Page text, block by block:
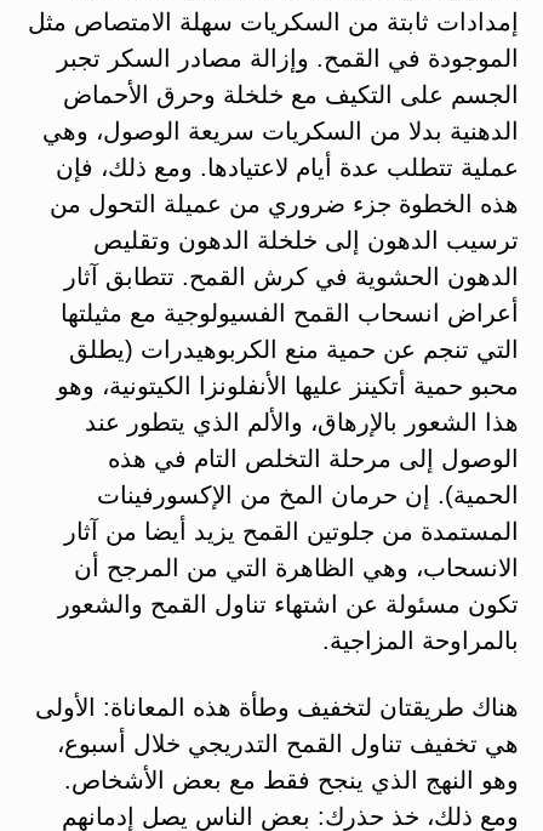
إمدادات ثابتة من السكريات سهلة الامتصاص مثل
الموجودة في القمح. وإزالة مصادر السكر تجبر
الجسم على التكيف مع خلخلة وحرق الأحماض
الدهنية بدلا من السكريات سريعة الوصول، وهي
عملية تتطلب عدة أيام لاعتيادها. ومع ذلك، فإن
هذه الخطوة جزء ضروري من عميلة التحول من
ترسيب الدهون إلى خلخلة الدهون وتقليص
الدهون الحشوية في كرش القمح. تتطابق آثار
أعراض انسحاب القمح الفسيولوجية مع مثيلتها
التي تنجم عن حمية منع الكربوهيدرات (يطلق
محبو حمية أتكينز عليها الأنفلونزا الكيتونية، وهو
هذا الشعور بالإرهاق، والألم الذي يتطور عند
الوصول إلى مرحلة التخلص التام في هذه
الحمية). إن حرمان المخ من الإكسورفينات
المستمدة من جلوتين القمح يزيد أيضا من آثار
الانسحاب، وهي الظاهرة التي من المرجح أن
تكون مسئولة عن اشتهاء تناول القمح والشعور
بالمراوحة المزاجية.
هناك طريقتان لتخفيف وطأة هذه المعاناة: الأولى
هي تخفيف تناول القمح التدريجي خلال أسبوع،
وهو النهج الذي ينجح فقط مع بعض الأشخاص.
ومع ذلك، خذ حذرك: بعض الناس يصل إدمانهم